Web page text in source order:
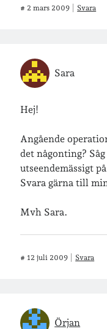
# 2 mars 2009 Svara
Sara
Hej!
Angående
det någonting?
utseendemässigt
Svara gärna till
Mvh Sara.
# 12 juli 2009 Svara
Örjan